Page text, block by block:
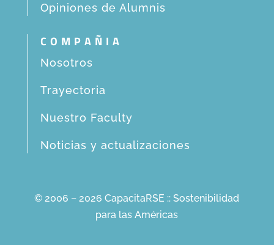
Opiniones de Alumnis
COMPAÑIA
Nosotros
Trayectoria
Nuestro Faculty
Noticias y actualizaciones
© 2006 – 2026 CapacitaRSE :: Sostenibilidad
para las Américas